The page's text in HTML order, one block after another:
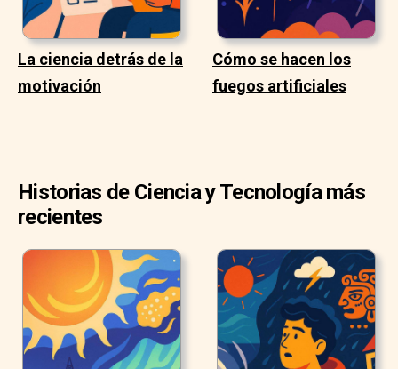
La ciencia detrás de la
motivación
Cómo se hacen los
fuegos artificiales
Historias de Ciencia y Tecnología más
recientes